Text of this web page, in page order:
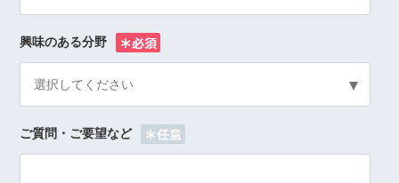
興味のある分野
選択してください
ご質問・ご要望など